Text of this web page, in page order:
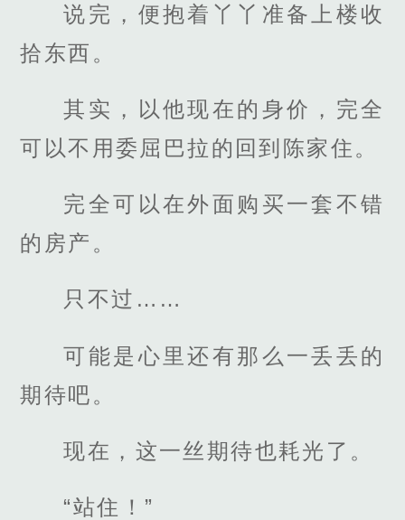
说完，便抱着丫丫准备上楼收
拾东西。
其实，以他现在的身价，完全
可以不用委屈巴拉的回到陈家住。
完全可以在外面购买一套不错
的房产。
只不过……
可能是心里还有那么一丢丢的
期待吧。
现在，这一丝期待也耗光了。
“站住！”